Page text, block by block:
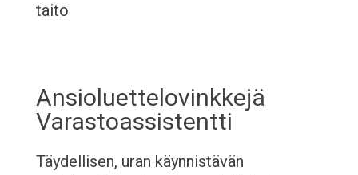
taito
Ansioluettelovinkkejä
Varastoassistentti
Täydellisen, uran käynnistävän